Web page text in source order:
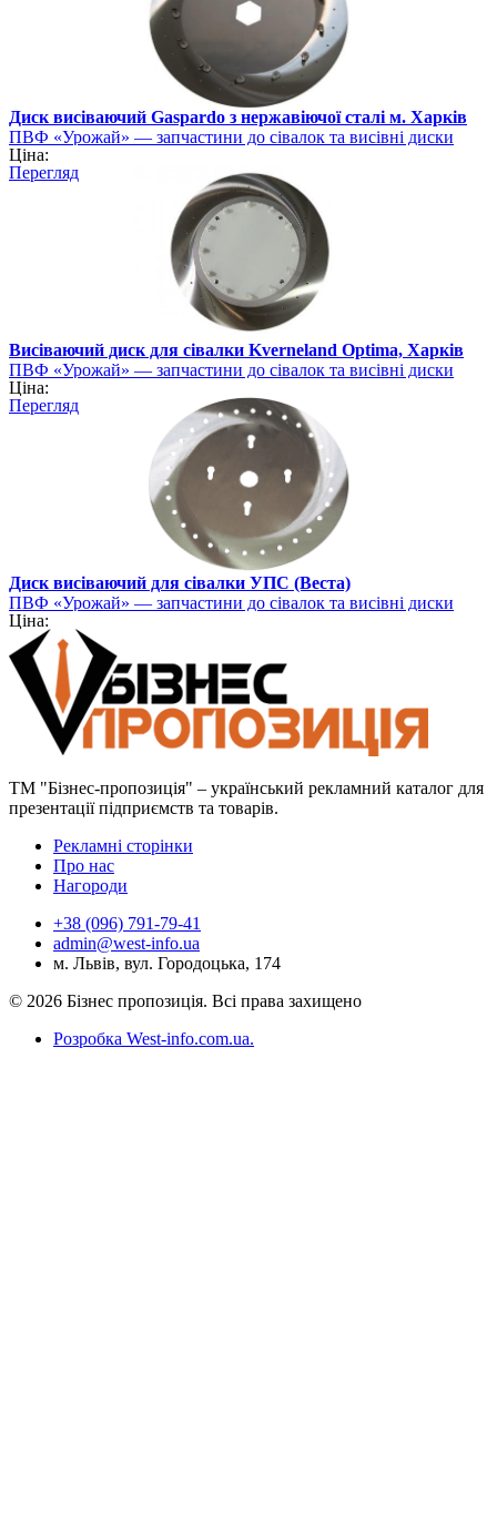
Диск висіваючий Gaspardo з нержавіючої сталі м. Харків
ПВФ «Урожай» — запчастини до сівалок та висівні диски
Ціна:
Перегляд
Висіваючий диск для сівалки Kverneland Optima, Харків
ПВФ «Урожай» — запчастини до сівалок та висівні диски
Ціна:
Перегляд
Диск висіваючий для сівалки УПС (Веста)
ПВФ «Урожай» — запчастини до сівалок та висівні диски
Ціна:
ТМ "Бізнес-пропозиція" – український рекламний каталог для
презентації підприємств та товарів.
Рекламні сторінки
Про нас
Нагороди
+38 (096) 791-79-41
admin@west-info.ua
м. Львів, вул. Городоцька, 174
© 2026 Бізнес пропозиція. Всі права захищено
Розробка West-info.com.ua.